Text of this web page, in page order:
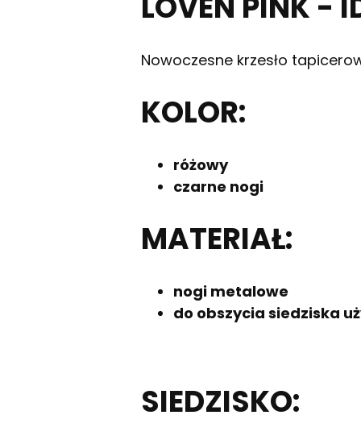
Nowoczesne krzesło
KOLOR:
różowy
czarne nogi
MATERIAŁ:
nogi metalowe
do obszycia siedziska
SIEDZISKO: